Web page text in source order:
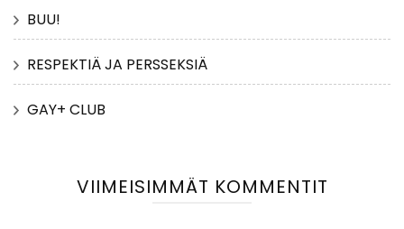
BUU!
RESPEKTIÄ JA PERSSEKSIÄ
GAY+ CLUB
VIIMEISIMMÄT KOMMENTIT